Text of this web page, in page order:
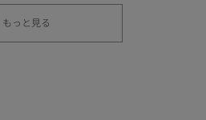
もっと見る